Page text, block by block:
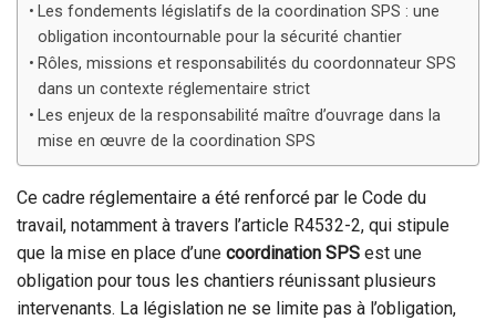
Les fondements législatifs de la coordination SPS : une
obligation incontournable pour la sécurité chantier
Rôles, missions et responsabilités du coordonnateur SPS
dans un contexte réglementaire strict
Les enjeux de la responsabilité maître d’ouvrage dans la
mise en œuvre de la coordination SPS
Ce cadre réglementaire a été renforcé par le Code du
travail, notamment à travers l’article R4532-2, qui stipule
que la mise en place d’une coordination SPS est une
obligation pour tous les chantiers réunissant plusieurs
intervenants. La législation ne se limite pas à l’obligation,